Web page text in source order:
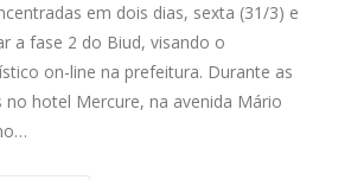
em dois dias, sexta (31/3) e
a fase 2 do Biud, visando o
on-line na prefeitura. Durante as
no hotel Mercure, na avenida Mário